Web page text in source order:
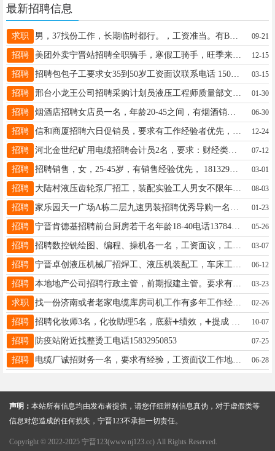
最新招聘信息
求职 男，37找份工作，长期临时都行。，工资准当。有B2驾证。住县城以北。电微:13373095161 09-21
招聘 美团外卖宁晋站招聘全职骑手，寒假工骑手，旺季来袭，待遇优厚，满18周岁即可入职，男女不限。联系电话13932947855 12-15
招聘 招聘包包子工要求女35到50岁工资面议联系电话 15035844522 15035382089 03-15
招聘 01-30
招聘 06-30
招聘 12-24
招聘 河北金世纪矿用电缆招聘会计员2名，要求：财经类专业，大专以上学历，工作地点：大曹庄管理区，电话：13931912755 07-12
招聘 招聘销售，女，25-45岁，有销售经验优先， 18132918038，底薪加提成，三险，团建，旅游 03-01
招聘 大陆村液压齿轮泵厂招工，装配实验工人男女不限年龄25岁到50岁工资面谈，每月发工资，有意者联系电话☎18330933050 08-03
招聘 01-23
招聘 宁晋肯德基招聘前台厨房若干名年龄18-40电话13784930615 05-26
招聘 03-07
招聘 06-12
招聘 本地地产公司招聘行政主管，前期报建主管。要求有相关工作经验。联系电话15227321222 03-23
求职 找一份济南或者老家电缆库房司机工作有多年工作经验吃苦耐劳踏实肯干电话15688402448 02-26
招聘 10-07
招聘 防疫站附近找整烫工电话15832950853 07-25
招聘 电缆厂诚招财务一名，要求有经验，工资面议工作地点县城联系电话17631976052 06-28
声明： 本站所有信息均由发布者提供，请您仔细辨别信息真伪，对于虚假类等
信息对您造成的任何损失，宁晋123不承担一切责任。
Copyright © 2022-2025 宁晋123(www.nj123.cc) All Rights Reserved.